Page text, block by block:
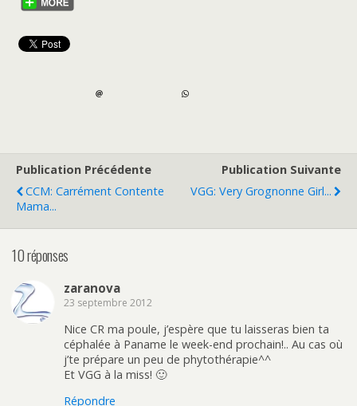
Publication Précédente
CCM: Carrément Contente
Mama...
Publication Suivante
VGG: Very Grognonne Girl...
10 réponses
zaranova
23 septembre 2012
Nice CR ma poule, j’espère que tu laisseras bien ta
céphalée à Paname le week-end prochain!.. Au cas où
j’te prépare un peu de phytothérapie^^
Et VGG à la miss! 🙂
Répondre